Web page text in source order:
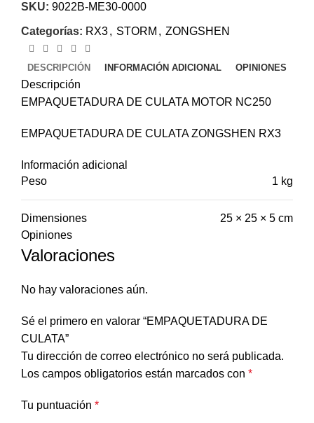
SKU: 9022B-ME30-0000
Categorías: RX3, STORM , ZONGSHEN
DESCRIPCIÓN INFORMACIÓN ADICIONAL OPINIONES
Descripción
EMPAQUETADURA DE CULATA MOTOR NC250
EMPAQUETADURA DE CULATA ZONGSHEN RX3
Información adicional
Peso
1 kg
Dimensiones
25 × 25 × 5 cm
Opiniones
Valoraciones
No hay valoraciones aún.
Sé el primero en valorar “EMPAQUETADURA DE
CULATA”
Tu dirección de correo electrónico no será publicada.
Los campos obligatorios están marcados con *
Tu puntuación *